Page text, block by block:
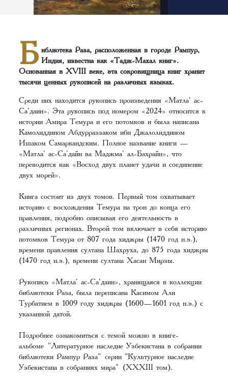
Б иблиотека Раза, расположенная в городе Рампур,
Индия, известна как «Тадж-Махал книг».
Основанная в XVIII веке, эта сокровищница книг хранит
тысячи ценных рукописей на различных языках.
Среди них находится рукопись произведения «Матла' ас-
Са'даин». Эта рукопись под номером «2024» относится к
истории Амира Темура и его потомков и была написана
Камолиддином Абдурраззаком ибн Джалолиддином
Ишаком Самаркандским. Полное название книги —
«Матла' ас-Са'дайн ва Маджма' ал-Бахрайн», что
переводится как «Восход двух планет удачи и соединение
двух морей».
Книга состоит из двух томов. Первый том охватывает
историю с восхождения Темура на трон до конца его
правления, подробно описывая его деятельность в
различных регионах. Второй том включает в себя историю
потомков Темура от 807 года хиджры (1470 год н.э.),
времени правления султана Шахруха, до 875 года хиджры
(1470 год н.э.), времени султана Хасан Мирзы.
Рукопись «Матла' ас-Са'даин», хранящаяся в коллекции
библиотеки Раза, была переписана Касимом Али
Турбатием в 1009 году хиджры (1600—1601 год н.э.) с
указанной датой.
Подробнее ознакомиться с темой можно в книге-
альбоме "Литературное наследие Узбекистана в собрании
библиотеки Рампур Раза"серии "Культурное наследие
Узбекистана в собраниях мира" (XXXIII том).